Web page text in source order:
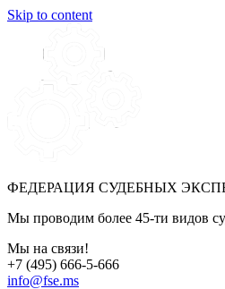
Skip to content
ФЕДЕРАЦИЯ СУДЕБНЫХ
Мы проводим более 45-ти видов
Мы на связи!
+7 (495) 666-5-666
info@fse.ms